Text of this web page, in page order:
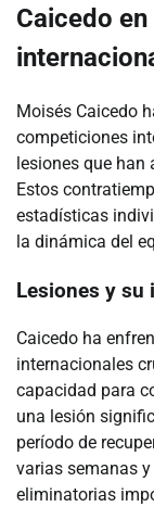
Caicedo
Moisés Caicedo
competiciones
lesiones que
Estos
estadísticas
la dinámica del
Lesiones y su
Caicedo ha
internacionales
capacidad para
una lesión
período de
varias semanas
eliminatorias